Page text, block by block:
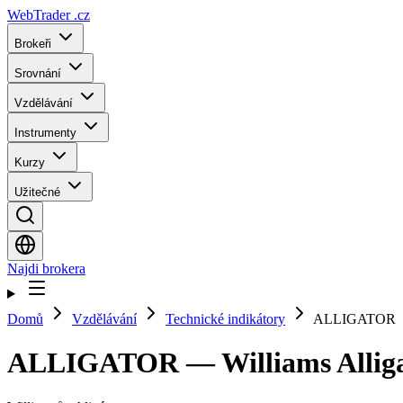
WebTrader .cz
Brokeři
Srovnání
Vzdělávání
Instrumenty
Kurzy
Užitečné
Najdi brokera
Domů Vzdělávání Technické indikátory ALLIGATOR
ALLIGATOR — Williams